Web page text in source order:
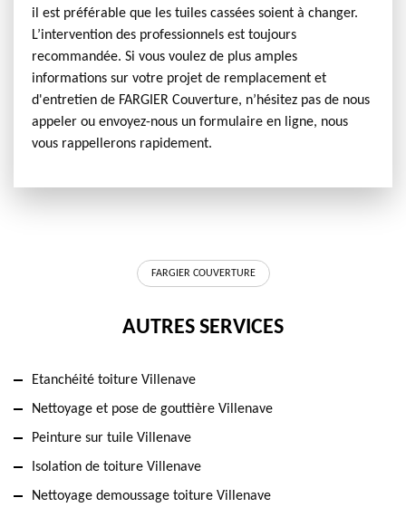
il est préférable que les tuiles cassées soient à changer.
L’intervention des professionnels est toujours
recommandée. Si vous voulez de plus amples
informations sur votre projet de remplacement et
d'entretien de FARGIER Couverture, n’hésitez pas de nous
appeler ou envoyez-nous un formulaire en ligne, nous
vous rappellerons rapidement.
FARGIER COUVERTURE
AUTRES SERVICES
Etanchéité toiture Villenave
Nettoyage et pose de gouttière Villenave
Peinture sur tuile Villenave
Isolation de toiture Villenave
Nettoyage demoussage toiture Villenave